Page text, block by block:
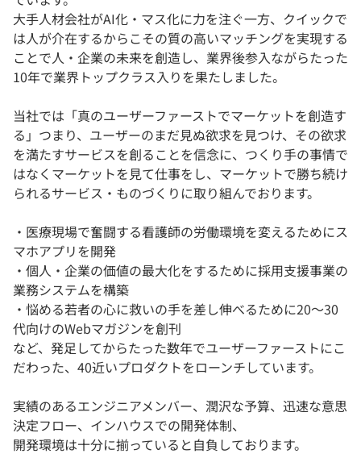
大手人材会社がAI化・マス化に力を注ぐ一方、クイックで
は人が介在するからこその質の高いマッチングを実現する
ことで人・企業の未来を創造し、業界後参入ながらたった
10年で業界トップクラス入りを果たしました。
当社では「真のユーザーファーストでマーケットを創造す
る」つまり、ユーザーのまだ見ぬ欲求を見つけ、その欲求
を満たすサービスを創ることを信念に、つくり手の事情で
はなくマーケットを見て仕事をし、マーケットで勝ち続け
られるサービス・ものづくりに取り組んでおります。
・医療現場で奮闘する看護師の労働環境を変えるためにス
マホアプリを開発
・個人・企業の価値の最大化をするために採用支援事業の
業務システムを構築
・悩める若者の心に救いの手を差し伸べるために20～30
代向けのWebマガジンを創刊
など、発足してからたった数年でユーザーファーストにこ
だわった、40近いプロダクトをローンチしています。
実績のあるエンジニアメンバー、潤沢な予算、迅速な意思
決定フロー、インハウスでの開発体制、
開発環境は十分に揃っていると自負しております。